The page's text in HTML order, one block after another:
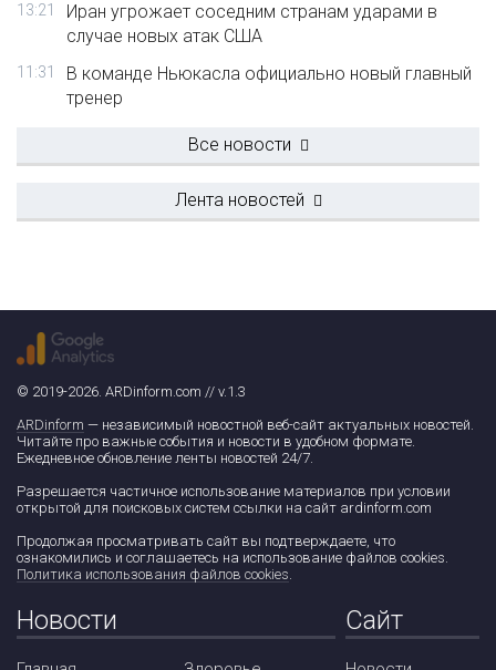
13:21
Иран угрожает соседним странам ударами в
случае новых атак США
11:31
В команде Ньюкасла официально новый главный
тренер
Все новости
Лента новостей
© 2019-2026. ARDinform.com // v.1.3
ARDinform — независимый новостной веб-сайт актуальных новостей.
Читайте про важные события и новости в удобном формате.
Ежедневное обновление ленты новостей 24/7.
Разрешается частичное использование материалов при условии
открытой для поисковых систем ссылки на сайт ardinform.com
Продолжая просматривать сайт вы подтверждаете, что
ознакомились и соглашаетесь на использование файлов cookies.
Политика использования файлов cookies.
Новости Сайт